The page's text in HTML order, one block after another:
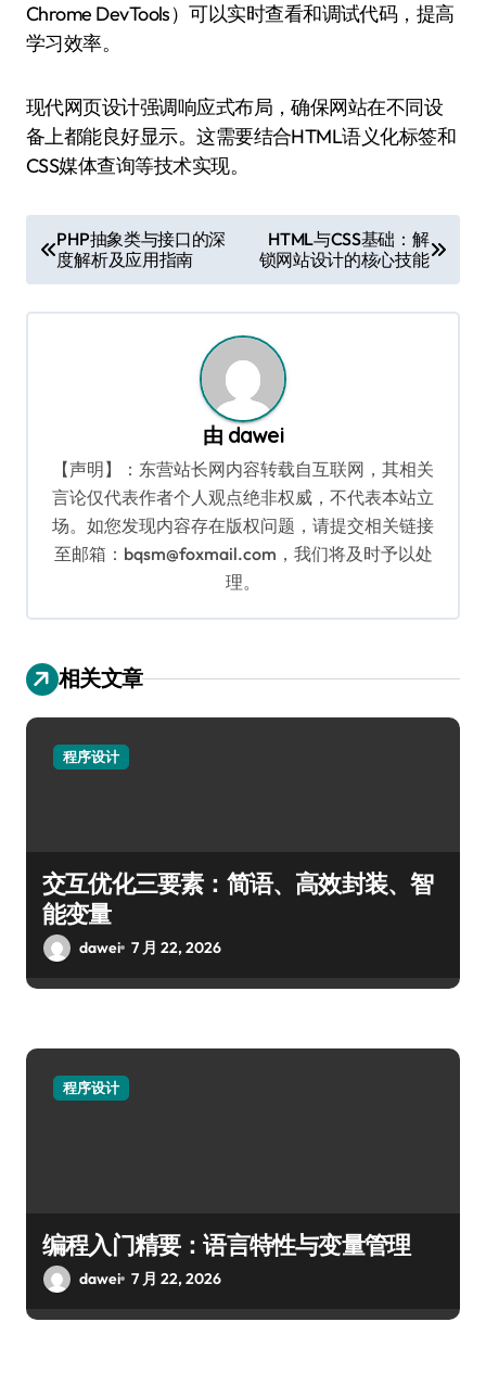
Chrome DevTools）可以实时查看和调试代码，提高
学习效率。
现代网页设计强调响应式布局，确保网站在不同设
备上都能良好显示。这需要结合HTML语义化标签和
CSS媒体查询等技术实现。
章
导
PHP抽象类与接口的深
度解析及应用指南
HTML与CSS基础：解
锁网站设计的核心技能
由 dawei
【声明】：东营站长网内容转载自互联网，其相关
言论仅代表作者个人观点绝非权威，不代表本站立
场。如您发现内容存在版权问题，请提交相关链接
至邮箱：bqsm@foxmail.com，我们将及时予以处
理。
相关文章
程序设计
交互优化三要素：简语、高效封装、智
能变量
dawei 7 月 22, 2026
程序设计
编程入门精要：语言特性与变量管理
dawei 7 月 22, 2026